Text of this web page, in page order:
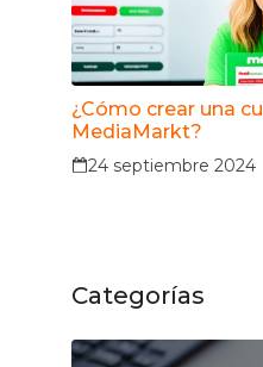
¿Cómo crear una
MediaMarkt?
24 septiembre 2024
Categorías